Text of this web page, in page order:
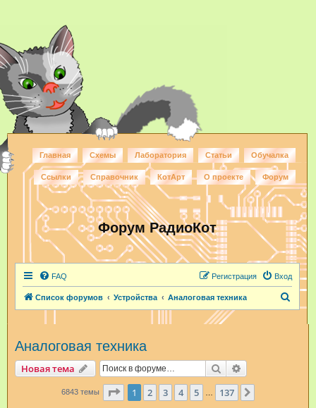
Главная Схемы Лаборатория Статьи Обучалка
Ссылки Справочник КотАрт О проекте Форум
Форум РадиоКот
FAQ Вход
Регистрация
Список форумов Устройства Аналоговая техника
Аналоговая техника
Новая тема Поиск
6843 темы Страница из 137
1 2 3 4 5 137